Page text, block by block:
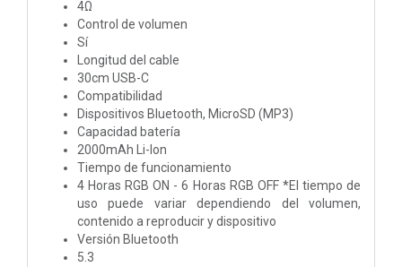
4Ω
Control de volumen
Sí
Longitud del cable
30cm USB-C
Compatibilidad
Dispositivos Bluetooth, MicroSD (MP3)
Capacidad batería
2000mAh Li-Ion
Tiempo de funcionamiento
4 Horas RGB ON - 6 Horas RGB OFF *El tiempo de
uso puede variar dependiendo del volumen,
contenido a reproducir y dispositivo
Versión Bluetooth
5.3